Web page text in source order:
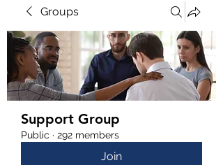
Groups
Support Group
Public · 292 members
Join